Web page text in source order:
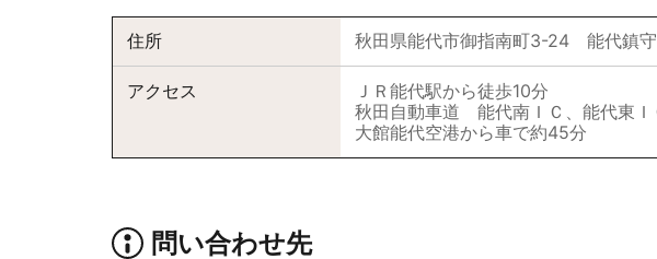
住所 秋田県能代市御指南町3-24 能代鎮
アクセス
ＪＲ能代駅から徒歩10分
秋田自動車道 能代南ＩＣ、能代東Ｉ
大館能代空港から車で約45分
問い合わせ先